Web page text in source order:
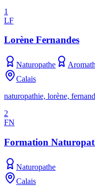
1
LF
Lorène Fernandes
Naturopathe
Calais
naturopathie, lorène,
2
FN
Formation
Naturopathe
Calais